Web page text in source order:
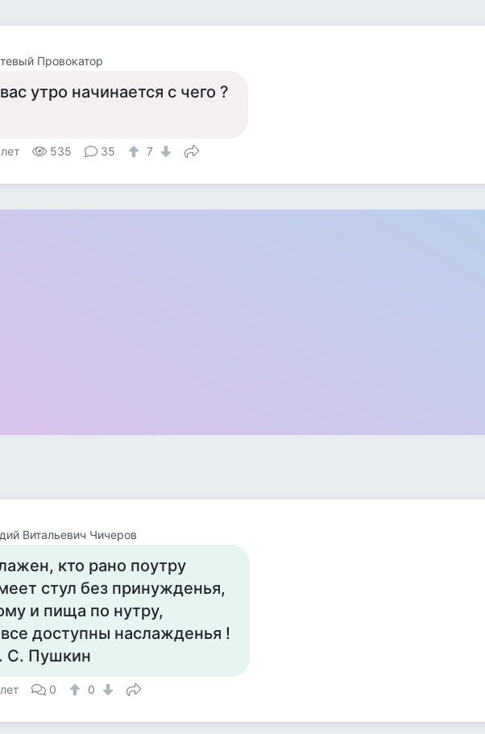
Провокатор
утро начинается с чего ?
535 35 7
Витальевич Чичеров
кто рано поутру
стул без принужденья,
и пища по нутру,
доступны наслажденья !
С. Пушкин
0 0